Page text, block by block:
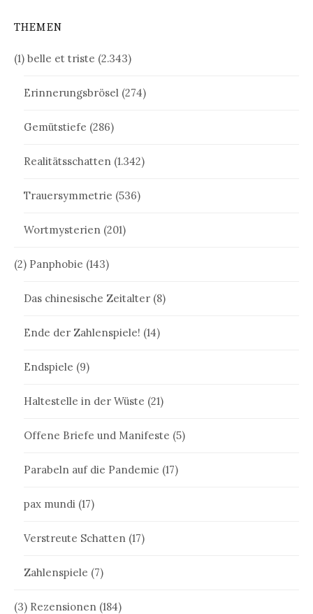
THEMEN
(1) belle et triste (2.343)
Erinnerungsbrösel (274)
Gemütstiefe (286)
Realitätsschatten (1.342)
Trauersymmetrie (536)
Wortmysterien (201)
(2) Panphobie (143)
Das chinesische Zeitalter (8)
Ende der Zahlenspiele! (14)
Endspiele (9)
Haltestelle in der Wüste (21)
Offene Briefe und Manifeste (5)
Parabeln auf die Pandemie (17)
pax mundi (17)
Verstreute Schatten (17)
Zahlenspiele (7)
(3) Rezensionen (184)